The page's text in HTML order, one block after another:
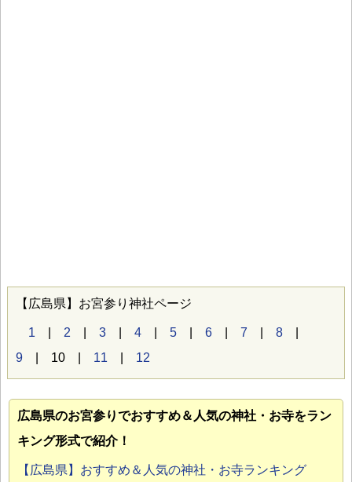
【広島県】お宮参り神社ページ
1 2 3 4 5 6 7 8
9 | 10 | 11 12
広島県のお宮参りでおすすめ＆人気の神社・お寺をラン
キング形式で紹介！
【広島県】おすすめ＆人気の神社・お寺ランキング